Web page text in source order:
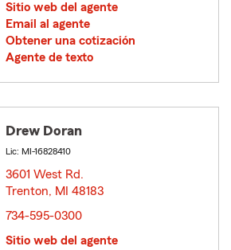
Sitio web del agente
Email al agente
Obtener una cotización
Agente de texto
Drew Doran
Lic: MI-16828410
3601 West Rd.
Trenton, MI 48183
734-595-0300
Sitio web del agente